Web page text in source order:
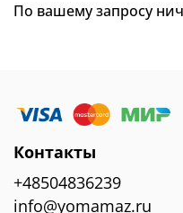
По вашему запросу
Контакты
+48504836239
info@yomamaz.ru